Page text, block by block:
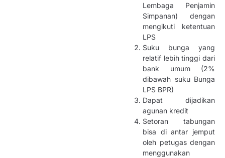
Lembaga Penjamin
Simpanan) dengan
mengikuti ketentuan
LPS
Suku bunga yang
relatif lebih tinggi dari
bank umum (2%
dibawah suku Bunga
LPS BPR)
Dapat dijadikan
agunan kredit
Setoran tabungan
bisa di antar jemput
oleh petugas dengan
menggunakan